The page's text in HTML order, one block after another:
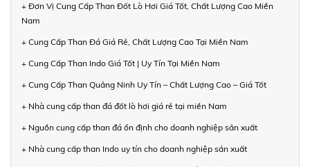
+ Đơn Vị Cung Cấp Than Đốt Lò Hơi Giá Tốt, Chất Lượng Cao Miền
Nam
+ Cung Cấp Than Đá Giá Rẻ, Chất Lượng Cao Tại Miền Nam
+ Cung Cấp Than Indo Giá Tốt | Uy Tín Tại Miền Nam
+ Cung Cấp Than Quảng Ninh Uy Tín – Chất Lượng Cao – Giá Tốt
+ Nhà cung cấp than đá đốt lò hơi giá rẻ tại miền Nam
+ Nguồn cung cấp than đá ổn định cho doanh nghiệp sản xuất
+ Nhà cung cấp than Indo uy tín cho doanh nghiệp sản xuất